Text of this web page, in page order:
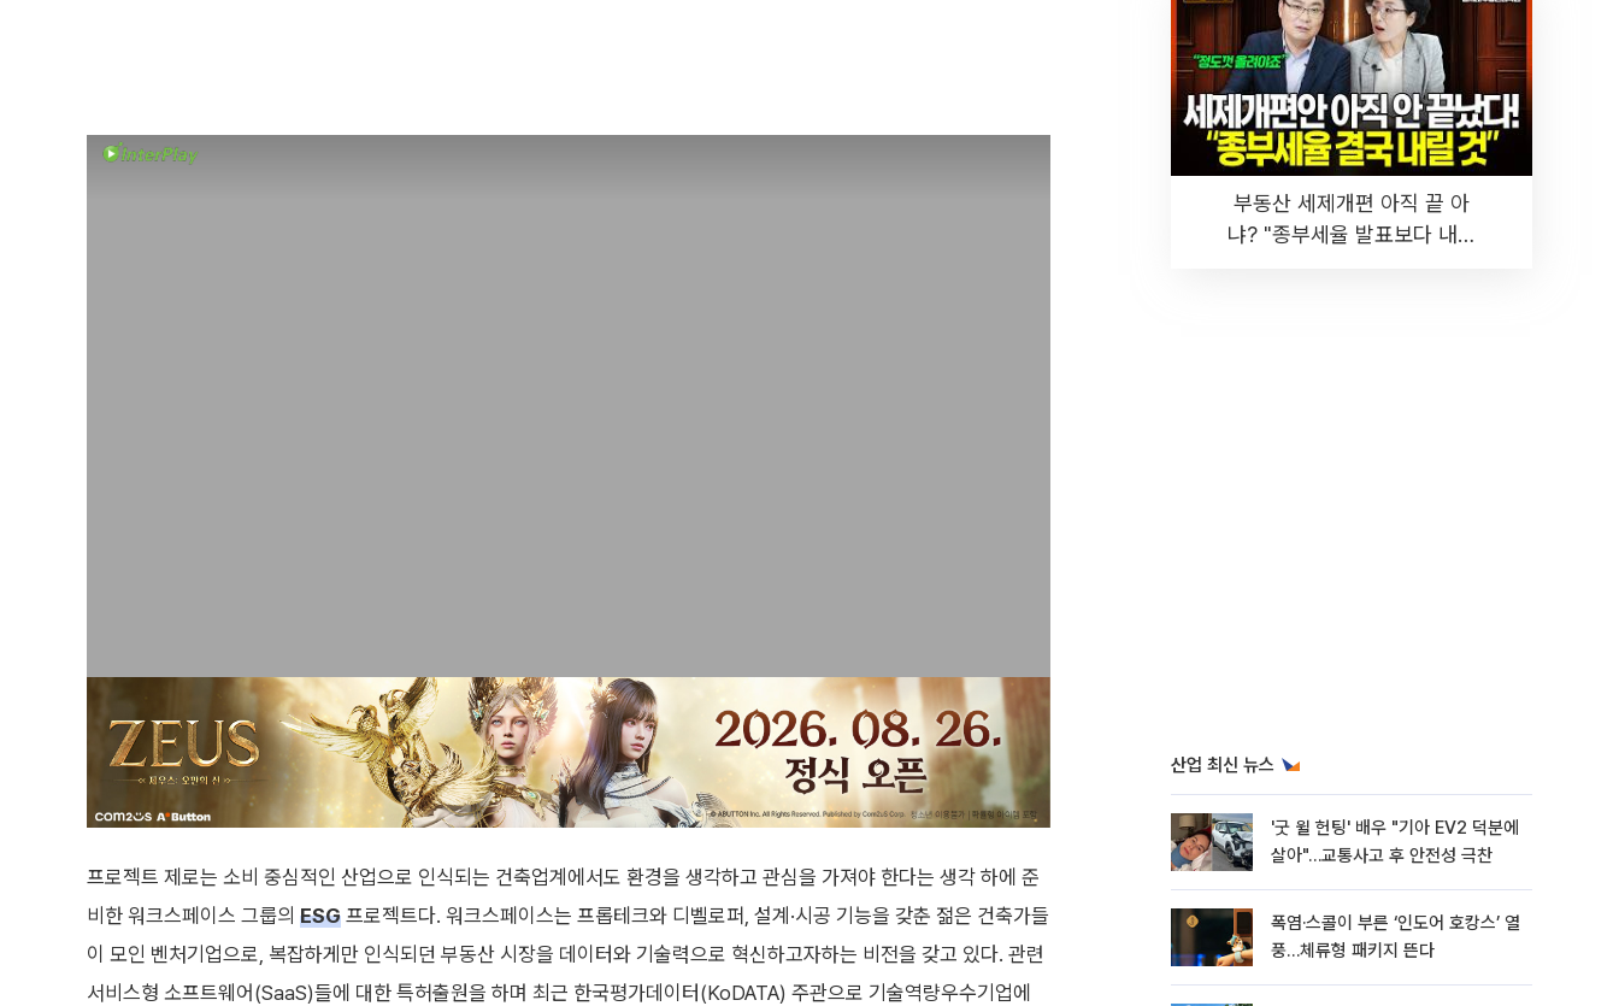
프로젝트 제로는 소비 중심적인 산업으로 인식되는 건축업계에서도 환경을 생각하고 관심을 가져야 한다는 생각 하에 준
비한 워크스페이스 그룹의 ESG 프로젝트다. 워크스페이스는 프롭테크와 디벨로퍼, 설계·시공 기능을 갖춘 젊은 건축가들
이 모인 벤처기업으로, 복잡하게만 인식되던 부동산 시장을 데이터와 기술력으로 혁신하고자하는 비전을 갖고 있다. 관련
서비스형 소프트웨어(SaaS)들에 대한 특허출원을 하며 최근 한국평가데이터(KoDATA) 주관으로 기술역량우수기업에
부동산 세제개편 아직 끝 아
냐? "종부세율 발표보다 내릴
산업 최신 뉴스
'굿 윌 헌팅' 배우 "기아 EV2 덕분에
살아"…교통사고 후 안전성 극찬
폭염·스콜이 부른 ‘인도어 호캉스’ 열
풍…체류형 패키지 뜬다